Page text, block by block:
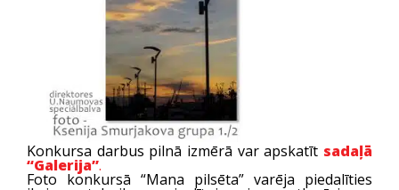
Konkursa darbus pilnā izmērā var apskatīt sadaļā
“Galerija”.
Foto konkursā “Mana pilsēta” varēja piedalīties